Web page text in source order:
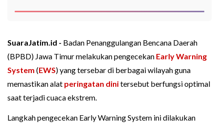
SuaraJatim.id - Badan Penanggulangan Bencana Daerah
(BPBD) Jawa Timur melakukan pengecekan Early Warning
System (EWS) yang tersebar di berbagai wilayah guna
memastikan alat peringatan dinitersebut berfungsi optimal
saat terjadi cuaca ekstrem.
Langkah pengecekan Early Warning System ini dilakukan